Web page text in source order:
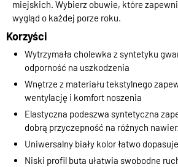
miejskich. Wybierz obuwie, które
wygląd o każdej porze roku.
Korzyści
Wytrzymała cholewka z syntetyku
odporność na uszkodzenia
Wnętrze z materiału tekstylnego
wentylację i komfort noszenia
Elastyczna podeszwa syntetyczna
dobrą przyczepność na różnych
Uniwersalny biały kolor łatwo
Niski profil buta ułatwia swobodne